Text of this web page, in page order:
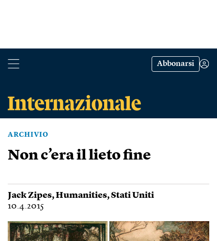
Abbonarsi
ARCHIVIO
Non c’era il lieto fine
Jack Zipes,Humanities,Stati Uniti
10.4.2015